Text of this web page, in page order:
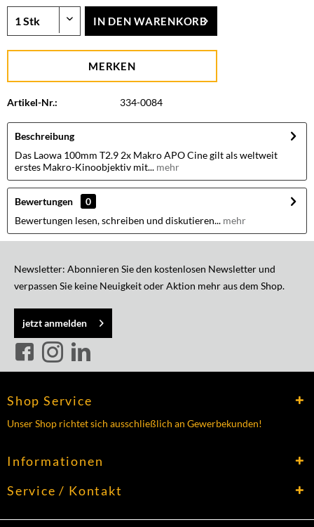
IN DEN WARENKORB
MERKEN
Artikel-Nr.: 334-0084
Beschreibung
Das Laowa 100mm T2.9 2x Makro APO Cine gilt als weltweit
erstes Makro-Kinoobjektiv mit... mehr
Bewertungen
0
Bewertungen lesen, schreiben und diskutieren... mehr
Newsletter: Abonnieren Sie den kostenlosen Newsletter und
verpassen Sie keine Neuigkeit oder Aktion mehr aus dem Shop.
jetzt anmelden
Shop Service
Unser Shop richtet sich ausschließlich an Gewerbekunden!
Informationen
Service / Kontakt